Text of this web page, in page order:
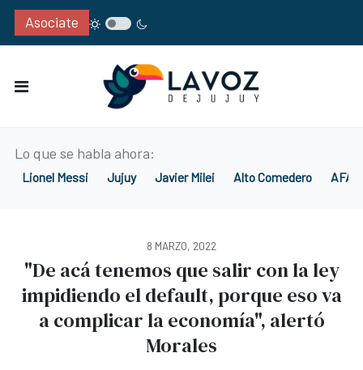
Asociate
Lo que se habla ahora:
Lionel Messi Jujuy Javier Milei Alto Comedero AFA
8 MARZO, 2022
"De acá tenemos que salir con la ley
impidiendo el default, porque eso va
a complicar la economía", alertó
Morales